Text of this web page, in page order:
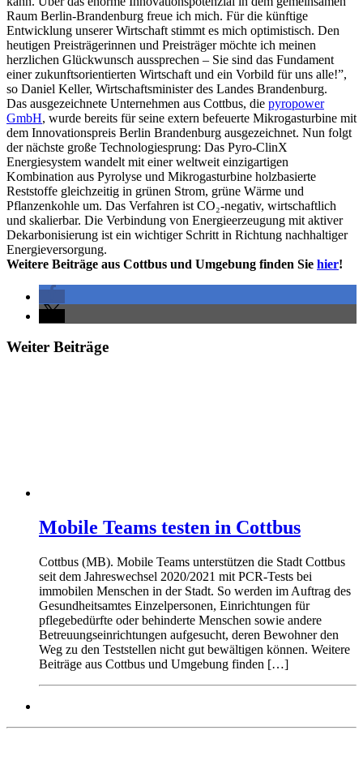
Raum Berlin-Brandenburg freue ich mich. Für die künftige
Entwicklung unserer Wirtschaft stimmt es mich optimistisch. Den
heutigen Preisträgerinnen und Preisträger möchte ich meinen
herzlichen Glückwunsch aussprechen – Sie sind das Fundament
einer zukunftsorientierten Wirtschaft und ein Vorbild für uns alle!”,
so Daniel Keller, Wirtschaftsminister des Landes Brandenburg.
Das ausgezeichnete Unternehmen aus Cottbus, die pyropower
GmbH, wurde bereits für seine extern befeuerte Mikrogasturbine mit
dem Innovationspreis Berlin Brandenburg ausgezeichnet. Nun folgt
der nächste große Technologiesprung: Das Pyro-ClinX
Energiesystem wandelt mit einer weltweit einzigartigen
Kombination aus Pyrolyse und Mikrogasturbine holzbasierte
Reststoffe gleichzeitig in grünen Strom, grüne Wärme und
Pflanzenkohle um. Das Verfahren ist CO₂-negativ, wirtschaftlich
und skalierbar. Die Verbindung von Energieerzeugung mit aktiver
Dekarbonisierung ist ein wichtiger Schritt in Richtung nachhaltiger
Energieversorgung.
Weitere Beiträge aus Cottbus und Umgebung finden Sie hier!
Weiter Beiträge
Mobile Teams testen in Cottbus
Cottbus (MB). Mobile Teams unterstützen die Stadt Cottbus
seit dem Jahreswechsel 2020/2021 mit PCR-Tests bei
immobilen Menschen in der Stadt. So werden im Auftrag des
Gesundheitsamtes Einzelpersonen, Einrichtungen für
pflegebedürfte oder behinderte Menschen sowie andere
Betreuungseinrichtungen aufgesucht, deren Bewohner den
Weg zu den Teststellen nicht gut bewältigen können. Weitere
Beiträge aus Cottbus und Umgebung finden […]